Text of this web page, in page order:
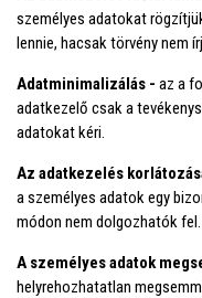
személyes adatokat
lennie, hacsak törvény nem
Adatminimalizálás - az a
adatkezelő csak a
adatokat kéri.
Az adatkezelés
a személyes adatok egy
módon nem dolgozhatók fel.
A személyes adatok
helyrehozhatatlan